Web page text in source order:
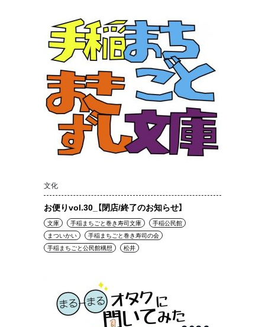
文化
お便りvol.30_【閉店/終了のお知らせ】
文庫 手稲まちごと巻き寿司文庫
手稲公民館
まついかい
手稲まちごと巻き寿司の会
手稲まちごと公民館構想
松井